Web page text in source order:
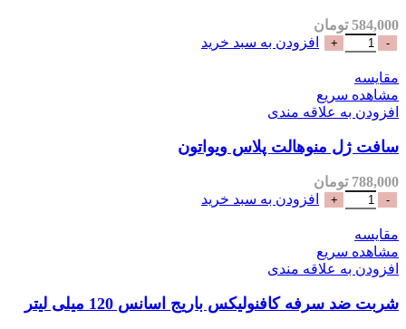
584,000 تومان
افزودن به سبد خرید
مقایسه
مشاهده سریع
افزودن به علاقه مندی
سافت ژل منوهالت پلاس ویواتون
788,000 تومان
افزودن به سبد خرید
مقایسه
مشاهده سریع
افزودن به علاقه مندی
شربت ضد سرفه کافنولیکس باریج اسانس 120 میلی لیتر